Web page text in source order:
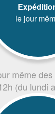
le jour
même
(du lundi